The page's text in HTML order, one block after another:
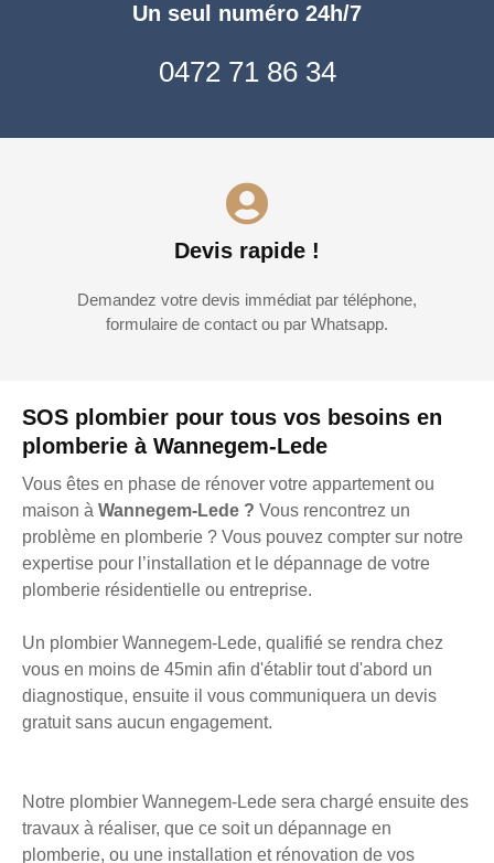
SOS plombier pour tous vos besoins en
plomberie à Wannegem-Lede
Vous êtes en phase de rénover votre appartement ou
maison à Wannegem-Lede ? Vous rencontrez un
problème en plomberie ? Vous pouvez compter sur notre
expertise pour l’installation et le dépannage de votre
plomberie résidentielle ou entreprise.
Un plombier Wannegem-Lede, qualifié se rendra chez
vous en moins de 45min afin d'établir tout d'abord un
diagnostique, ensuite il vous communiquera un devis
gratuit sans aucun engagement.
Notre plombier Wannegem-Lede sera chargé ensuite des
travaux à réaliser, que ce soit un dépannage en
plomberie, ou une installation et rénovation de vos
Un seul numéro 24h/7
0472 71 86 34
Devis rapide !
Demandez votre devis immédiat par téléphone,
formulaire de contact ou par Whatsapp.